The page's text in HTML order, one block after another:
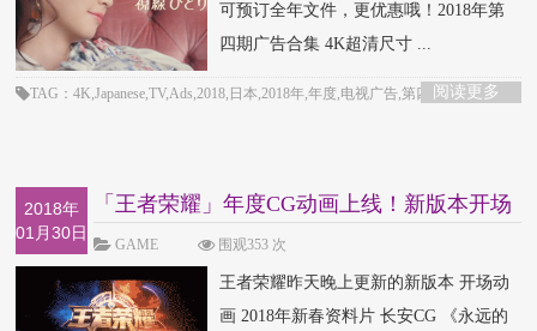
可预订全年文件，更优惠哦！2018年第
四期广告合集 4K超清尺寸 ...
阅读更多
TAG：4K,Japanese,TV,Ads,2018,日本,2018年,年度,电视广告,第四弹
2018年
01月30日
「王者荣耀」年度CG动画上线！新版本开场
动画，永远
GAME 围观353 次
王者荣耀昨天晚上更新的新版本 开场动
画 2018年新春资料片 长安CG 《永远的